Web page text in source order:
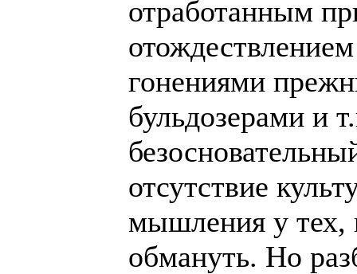
отработанным
гонениями
бульдозерами и
отсутствие
мышления у тех,
обмануть. Но